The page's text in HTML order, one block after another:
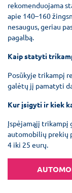
rekomenduojama
apie 140–160
nesaugus, geriau
pagalbą.
Kaip statyti
Posūkyje trikampį
galėtų jį pamatyti
Kur įsigyti ir kiek
Įspėjamąjį trikampį
automobilių prekių
4 iki 25 eurų.